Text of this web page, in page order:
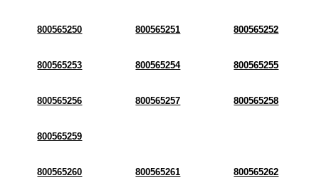
800565250 800565251 800565252
800565253 800565254 800565255
800565256 800565257 800565258
800565259
800565260 800565261 800565262